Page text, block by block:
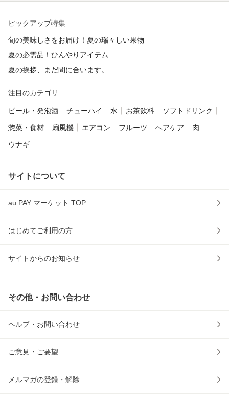
ピックアップ特集
旬の美味しさをお届け！夏の瑞々しい果物
夏の必需品！ひんやりアイテム
夏の挨拶、まだ間に合います。
注目のカテゴリ
ビール・発泡酒 チューハイ 水 お茶飲料 ソフトドリンク
惣菜・食材 扇風機 エアコン フルーツ ヘアケア 肉
ウナギ
サイトについて
au PAY マーケット TOP
はじめてご利用の方
サイトからのお知らせ
その他・お問い合わせ
ヘルプ・お問い合わせ
ご意見・ご要望
メルマガの登録・解除